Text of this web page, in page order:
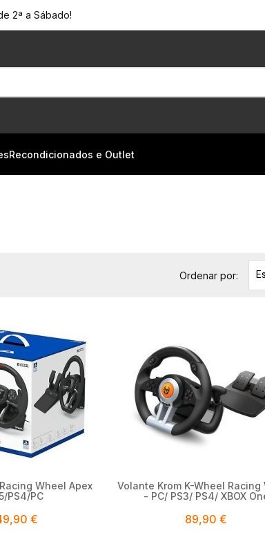
2ª a Sábado!
Recondicionados e Outlet
Ordenar por:

Wheel Apex
PS4/PC
€

Volante Krom K-Wheel Racing
- PC/ PS3/ PS4/ XBOX
89,90 €